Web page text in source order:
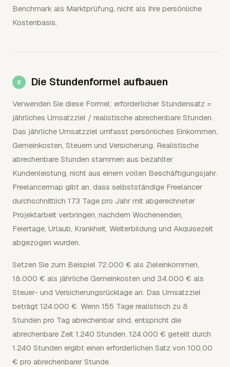
Benchmark als Marktprüfung, nicht als Ihre persönliche
Kostenbasis.
Die Stundenformel aufbauen
Verwenden Sie diese Formel: erforderlicher Stundensatz =
jährliches Umsatzziel / realistische abrechenbare Stunden.
Das jährliche Umsatzziel umfasst persönliches Einkommen,
Gemeinkosten, Steuern und Versicherung. Realistische
abrechenbare Stunden stammen aus bezahlter
Kundenleistung, nicht aus einem vollen Beschäftigungsjahr.
Freelancermap gibt an, dass selbstständige Freelancer
durchschnittlich 173 Tage pro Jahr mit abgerechneter
Projektarbeit verbringen, nachdem Wochenenden,
Feiertage, Urlaub, Krankheit, Weiterbildung und Akquisezeit
abgezogen wurden.
Setzen Sie zum Beispiel 72.000 € als Zieleinkommen,
18.000 € als jährliche Gemeinkosten und 34.000 € als
Steuer- und Versicherungsrücklage an. Das Umsatzziel
beträgt 124.000 €. Wenn 155 Tage realistisch zu 8
Stunden pro Tag abrechenbar sind, entspricht die
abrechenbare Zeit 1.240 Stunden. 124.000 € geteilt durch
1.240 Stunden ergibt einen erforderlichen Satz von 100,00
€ pro abrechenbarer Stunde.